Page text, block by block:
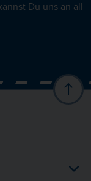
Du uns an all